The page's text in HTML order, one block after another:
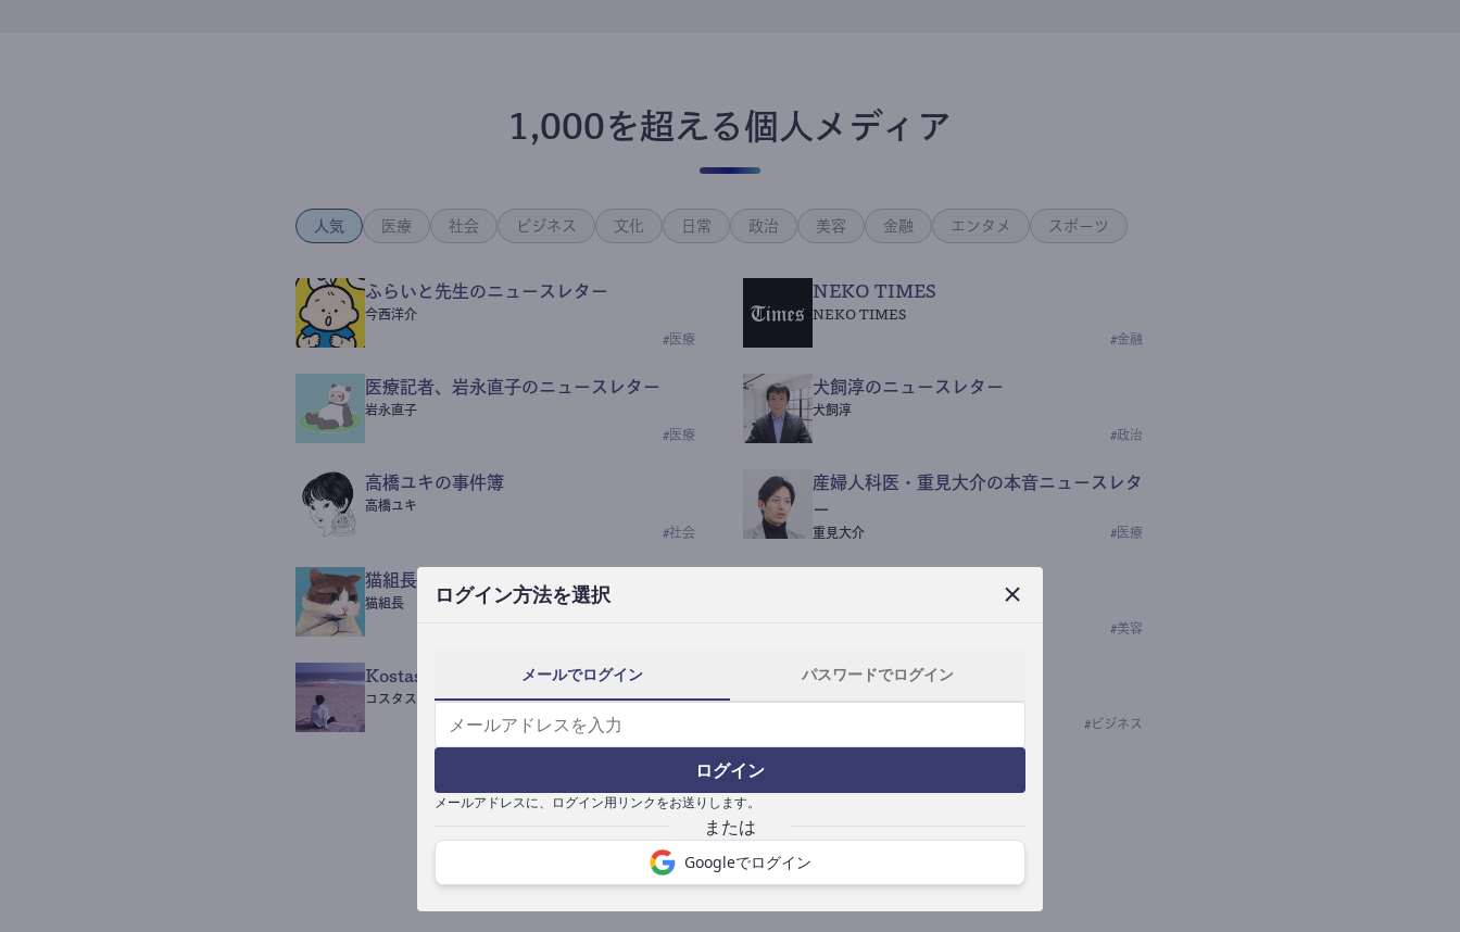
ログイン方法を選択
メールでログイン パスワードでログイン
ログイン
メールアドレスに、ログイン用リンクをお送りします。
Googleでログイン
1,000を超える個人メディア
人気 医療 社会 ビジネス 文化 日常 政治 美容 金融 エンタメ スポーツ
ふらいと先生のニュースレター
今西洋介
# 医療
NEKO TIMES
NEKO TIMES
#金融
医療記者、岩永直子のニュースレター
岩永直子
# 医療
犬飼淳のニュースレター
犬飼淳
#政治
高橋ユキの事件簿
高橋ユキ
#社会
産婦人科医・重見大介の本音ニュースレタ
ー
重見大介 # 医療
猫組長POST
猫組長
なつなつ（化粧品・皮膚科学の研究者）
#美容
Kostas Beauty News
コスタス
ｺｯｶﾗSaaS
# ビジネス
書き手になる